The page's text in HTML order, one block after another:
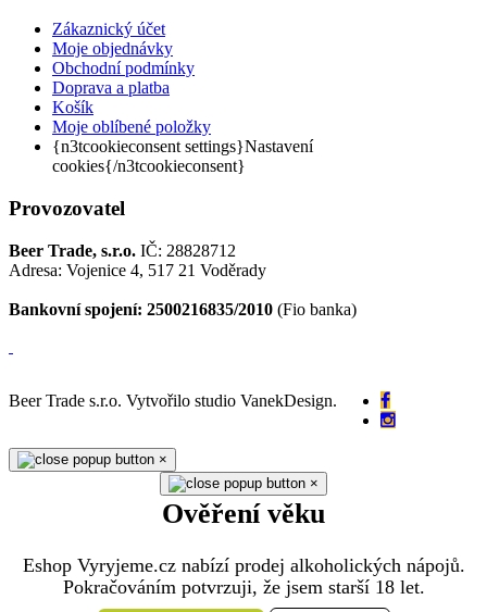
Zákaznický účet
Moje objednávky
Obchodní podmínky
Doprava a platba
Košík
Moje oblíbené položky
{n3tcookieconsent settings}Nastavení
cookies{/n3tcookieconsent}
Provozovatel
Beer Trade, s.r.o. IČ: 28828712
Adresa: Vojenice 4, 517 21 Voděrady
Bankovní spojení: 2500216835/2010 (Fio banka)
Beer Trade s.r.o. Vytvořilo studio VanekDesign.
×
×
Ověření věku
Eshop Vyryjeme.cz nabízí prodej alkoholických nápojů.
Pokračováním potvrzuji, že jsem starší 18 let.